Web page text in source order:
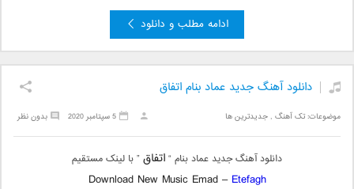
ادامه مطلب و دانلود
دانلود آهنگ جدید عماد بنام اتفاق
موضوعات:تک آهنگ ,جدیدترین ها بدون نظر 5 سپتامبر 2020
دانلود آهنگ جدید عماد بنام “اتفاق” با لینک مستقیم
Download New Music Emad – Etefagh